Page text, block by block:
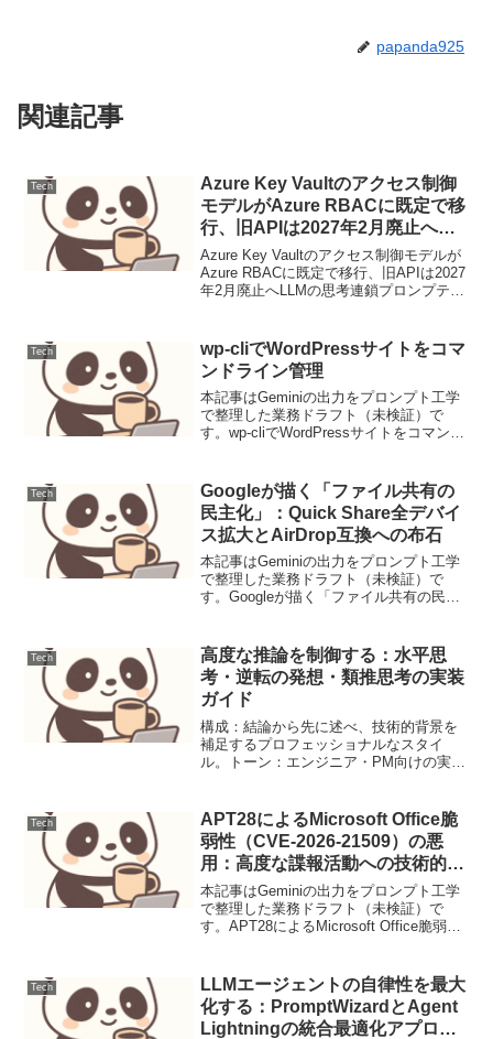
papanda925
関連記事
Tech
Azure Key Vaultのアクセス制御
モデルがAzure RBACに既定で移
行、旧APIは2027年2月廃止へ
（運用連絡）
Azure Key Vaultのアクセス制御モデルが
Azure RBACに既定で移行、旧APIは2027
年2月廃止へLLMの思考連鎖プロンプティ
問い合わせ対応を自...
Tech
wp-cliでWordPressサイトをコマ
ンドライン管理
本記事はGeminiの出力をプロンプト工学
で整理した業務ドラフト（未検証）で
す。wp-cliでWordPressサイトをコマンド
ドを通じて行うのが一般的で...
Tech
Googleが描く「ファイル共有の
民主化」：Quick Share全デバイ
ス拡大とAirDrop互換への布石
本記事はGeminiの出力をプロンプト工学
で整理した業務ドラフト（未検証）で
す。Googleが描く「ファイル共有の民主
ChromeOSに加...
Tech
高度な推論を制御する：水平思
考・逆転の発想・類推思考の実装
ガイド
構成：結論から先に述べ、技術的背景を
補足するプロフェッショナルなスタイ
ル。トーン：エンジニア・PM向けの実践
shot, Context Window等）を適切...
Tech
APT28によるMicrosoft Office脆
弱性（CVE-2026-21509）の悪
用：高度な諜報活動への技術的対
策
本記事はGeminiの出力をプロンプト工学
で整理した業務ドラフト（未検証）で
す。APT28によるMicrosoft Office脆弱性
景】APT28（Fan...
Tech
LLMエージェントの自律性を最大
化する：PromptWizardとAgent
Lightningの統合最適化アプロー